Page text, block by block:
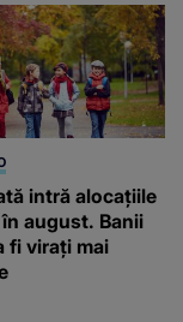
intră alocațiile
august. Banii
fi virați mai